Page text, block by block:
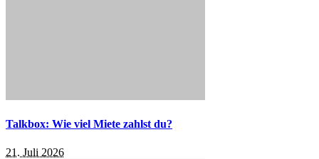
Talkbox: Wie viel Miete zahlst du?
21. Juli 2026